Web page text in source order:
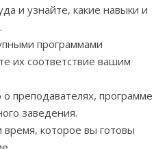
и узнайте, какие навыки и
программами
их соответствие вашим
преподавателях, программе
заведения.
время, которое вы готовы